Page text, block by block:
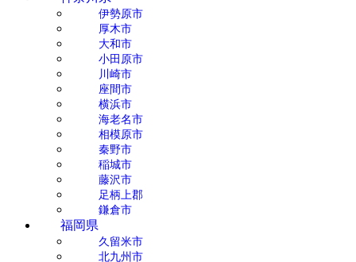
伊勢原市
厚木市
大和市
小田原市
川崎市
座間市
横浜市
海老名市
相模原市
秦野市
稲城市
藤沢市
足柄上郡
鎌倉市
福岡県
久留米市
北九州市